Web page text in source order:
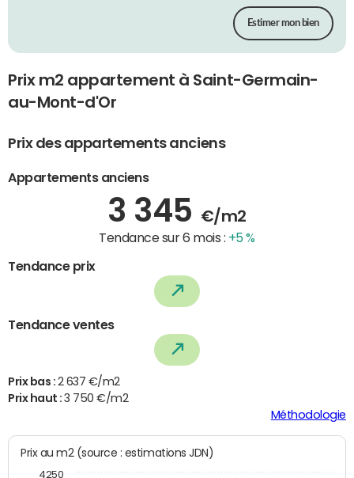
Estimer mon bien
Prix m2 appartement à Saint-Germain-
au-Mont-d'Or
Prix des appartements anciens
Appartements anciens
3 345 €/m2
Tendance sur 6 mois : +5 %
Tendance prix
Tendance ventes
Prix bas : 2 637 €/m2
Prix haut :3 750 €/m2
Méthodologie
Prix au m2 (source : estimations JDN)
4250